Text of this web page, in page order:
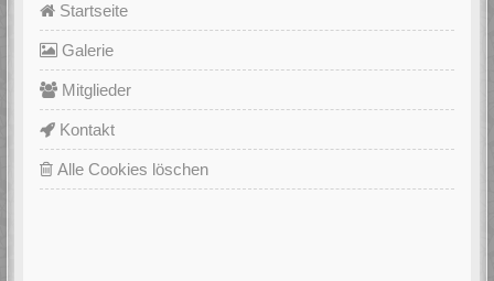
Startseite
Galerie
Mitglieder
Kontakt
Alle Cookies löschen